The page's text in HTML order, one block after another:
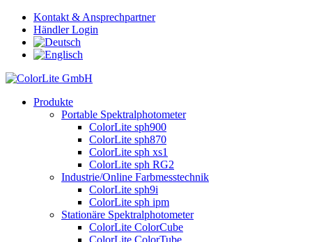
Kontakt & Ansprechpartner
Händler Login
Produkte
Portable Spektralphotometer
ColorLite sph900
ColorLite sph870
ColorLite sph xs1
ColorLite sph RG2
Industrie/Online Farbmesstechnik
ColorLite sph9i
ColorLite sph ipm
Stationäre Spektralphotometer
ColorLite ColorCube
ColorLite ColorTube